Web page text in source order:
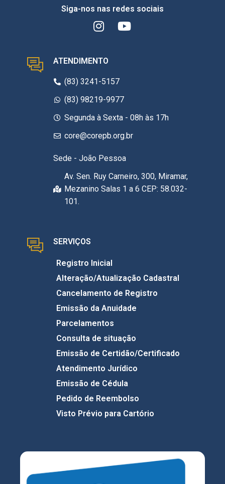
Siga-nos nas redes sociais
ATENDIMENTO
(83) 3241-5157
(83) 98219-9977
Segunda à Sexta - 08h às 17h
core@corepb.org.br
Sede - João Pessoa
Av. Sen. Ruy Carneiro, 300, Miramar,
Mezanino Salas 1 a 6 CEP: 58.032-
101.
SERVIÇOS
Registro Inicial
Alteração/Atualização Cadastral
Cancelamento de Registro
Emissão da Anuidade
Parcelamentos
Consulta de situação
Emissão de Certidão/Certificado
Atendimento Jurídico
Emissão de Cédula
Pedido de Reembolso
Visto Prévio para Cartório